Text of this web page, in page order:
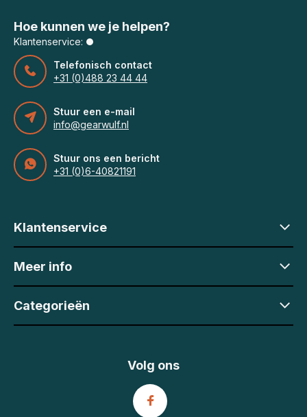
Hoe kunnen we je helpen?
Klantenservice:
Telefonisch contact
+31 (0)488 23 44 44
Stuur een e-mail
info@gearwulf.nl
Stuur ons een bericht
+31 (0)6-40821191
Klantenservice
Meer info
Categorieën
Volg ons